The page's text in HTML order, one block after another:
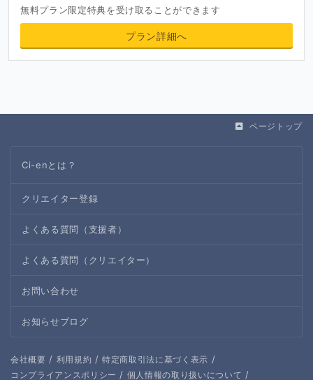
無料プラン限定特典を受け取ることができます
プラン詳細へ
ページトップ
Ci-enとは？
クリエイター登録
よくある質問（支援者）
よくある質問（クリエイター）
お問い合わせ
お知らせブログ
会社概要 / 利用規約 / 特定商取引法に基づく表示 /
コンプライアンスポリシー / 個人情報の取り扱いについて /